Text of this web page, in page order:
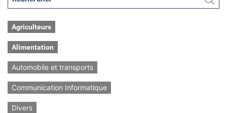
Agriculteurs
Alimentation
Automobile et transports
Communication Informatique
Divers